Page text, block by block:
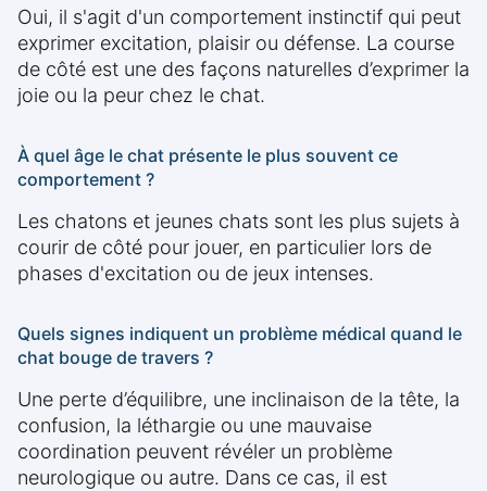
Oui, il s'agit d'un comportement instinctif qui peut
exprimer excitation, plaisir ou défense. La course
de côté est une des façons naturelles d’exprimer la
joie ou la peur chez le chat.
À quel âge le chat présente le plus souvent ce
comportement ?
Les chatons et jeunes chats sont les plus sujets à
courir de côté pour jouer, en particulier lors de
phases d'excitation ou de jeux intenses.
Quels signes indiquent un problème médical quand le
chat bouge de travers ?
Une perte d’équilibre, une inclinaison de la tête, la
confusion, la léthargie ou une mauvaise
coordination peuvent révéler un problème
neurologique ou autre. Dans ce cas, il est